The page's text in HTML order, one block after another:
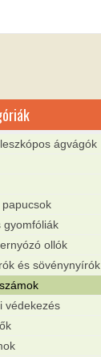
ágvágók
gyomfóliák
ollók
és sövénynyírók
védekezés